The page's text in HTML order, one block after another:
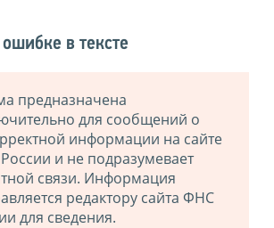
в тексте
предназначена
для сообщений о
информации на сайте
и не подразумевает
связи. Информация
редактору сайта ФНС
для сведения.